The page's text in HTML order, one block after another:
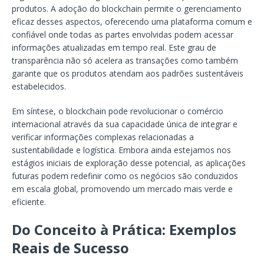
produtos. A adoção do blockchain permite o gerenciamento
eficaz desses aspectos, oferecendo uma plataforma comum e
confiável onde todas as partes envolvidas podem acessar
informações atualizadas em tempo real. Este grau de
transparência não só acelera as transações como também
garante que os produtos atendam aos padrões sustentáveis
estabelecidos.
Em síntese, o blockchain pode revolucionar o comércio
internacional através da sua capacidade única de integrar e
verificar informações complexas relacionadas a
sustentabilidade e logística. Embora ainda estejamos nos
estágios iniciais de exploração desse potencial, as aplicações
futuras podem redefinir como os negócios são conduzidos
em escala global, promovendo um mercado mais verde e
eficiente.
Do Conceito à Prática: Exemplos
Reais de Sucesso